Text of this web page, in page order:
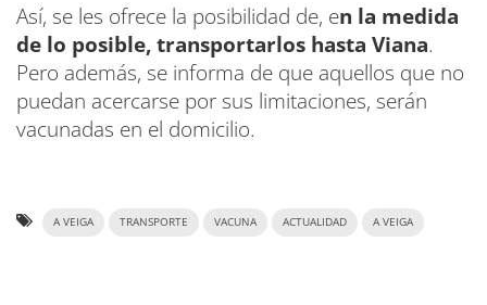
Así, se les ofrece la posibilidad de, en la medida
de lo posible, transportarlos hasta Viana.
Pero además, se informa de que aquellos que no
puedan acercarse por sus limitaciones, serán
vacunadas en el domicilio.
A VEIGA TRANSPORTE VACUNA ACTUALIDAD A VEIGA